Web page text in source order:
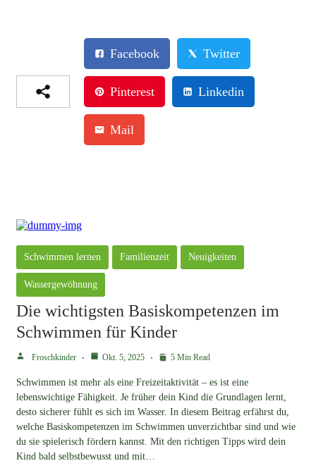
Facebook Twitter
Pinterest Linkedin
Mail
Schwimmen lernen Familienzeit Neuigkeiten
Wassergewöhnung
Die wichtigsten Basiskompetenzen im
Schwimmen für Kinder
Froschkinder Okt. 5, 2025 5 Min Read
Schwimmen ist mehr als eine Freizeitaktivität – es ist eine
lebenswichtige Fähigkeit. Je früher dein Kind die Grundlagen lernt,
desto sicherer fühlt es sich im Wasser. In diesem Beitrag erfährst du,
welche Basiskompetenzen im Schwimmen unverzichtbar sind und wie
du sie spielerisch fördern kannst. Mit den richtigen Tipps wird dein
Kind bald selbstbewusst und mit…